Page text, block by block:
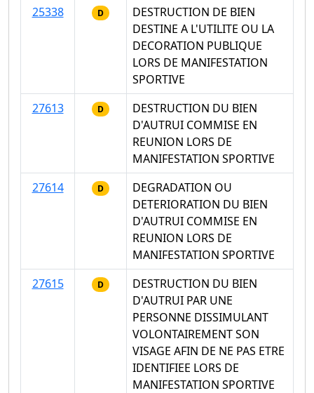
25338
D
DESTRUCTION DE BIEN
DESTINE A L'UTILITE OU LA
DECORATION PUBLIQUE
LORS DE MANIFESTATION
SPORTIVE
27613
D
DESTRUCTION DU BIEN
D'AUTRUI COMMISE EN
REUNION LORS DE
MANIFESTATION SPORTIVE
27614
D
DEGRADATION OU
DETERIORATION DU BIEN
D'AUTRUI COMMISE EN
REUNION LORS DE
MANIFESTATION SPORTIVE
27615
D
DESTRUCTION DU BIEN
D'AUTRUI PAR UNE
PERSONNE DISSIMULANT
VOLONTAIREMENT SON
VISAGE AFIN DE NE PAS ETRE
IDENTIFIEE LORS DE
MANIFESTATION SPORTIVE